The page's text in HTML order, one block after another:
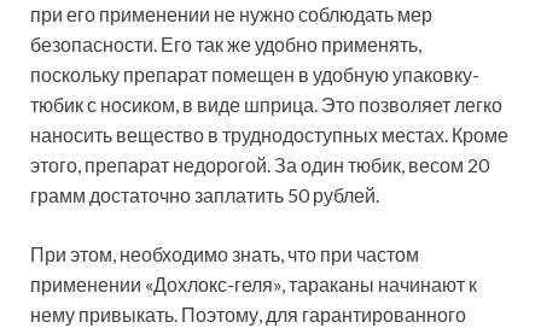
при его применении не нужно соблюдать мер
безопасности. Его так же удобно применять,
поскольку препарат помещен в удобную упаковку-
тюбик с носиком, в виде шприца. Это позволяет легко
наносить вещество в труднодоступных местах. Кроме
этого, препарат недорогой. За один тюбик, весом 20
грамм достаточно заплатить 50 рублей.
При этом, необходимо знать, что при частом
применении «Дохлокс-геля», тараканы начинают к
нему привыкать. Поэтому, для гарантированного